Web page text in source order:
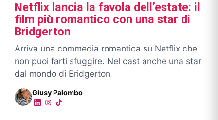
Netflix lancia la favola dell’estate: il
film più romantico con una star di
Bridgerton
Arriva una commedia romantica su Netflix che
non puoi farti sfuggire. Nel cast anche una star
dal mondo di Bridgerton
Giusy Palombo